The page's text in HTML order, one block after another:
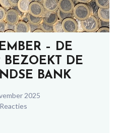
– DE
BEZOEKT DE
BANK
2025